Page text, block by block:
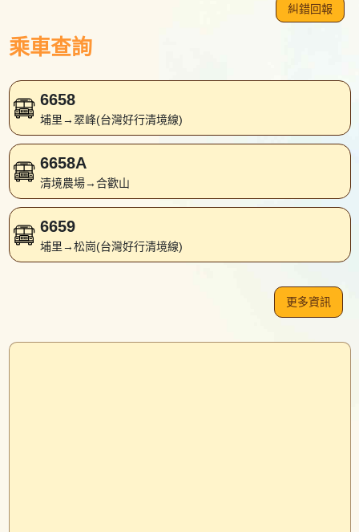
糾錯回報
乘車查詢
6658
埔里→翠峰(台灣好行清境線)
6658A
清境農場→合歡山
6659
埔里→松崗(台灣好行清境線)
更多資訊